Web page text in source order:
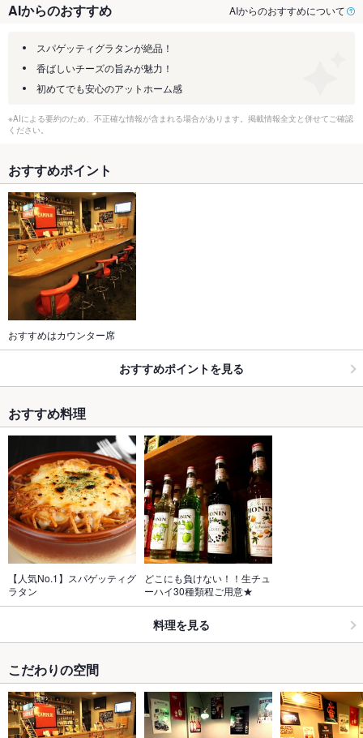
AIからのおすすめ AIからのおすすめについて
スパゲッティグラタンが絶品！
香ばしいチーズの旨みが魅力！
初めてでも安心のアットホーム感
※AIによる要約のため、不正確な情報が含まれる場合があります。掲載情報全文と併せてご確認
ください。
おすすめポイント
おすすめはカウンター席
おすすめポイントを見る
おすすめ料理
【人気No.1】スパゲッティグ
ラタン
どこにも負けない！！生チュ
ーハイ30種類程ご用意★
料理を見る
こだわりの空間